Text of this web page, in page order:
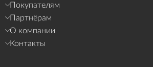
Покупателям
Партнёрам
О компании
Контакты